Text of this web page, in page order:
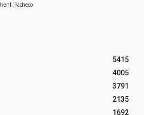
Pacheco
5415
4005
3791
2135
1692